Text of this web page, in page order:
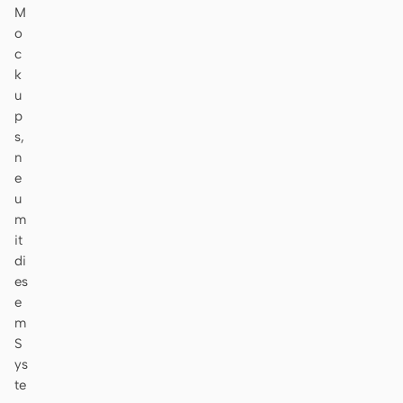
M
o
c
k
u
p
s,
n
e
u
m
it
di
es
e
m
S
ys
te